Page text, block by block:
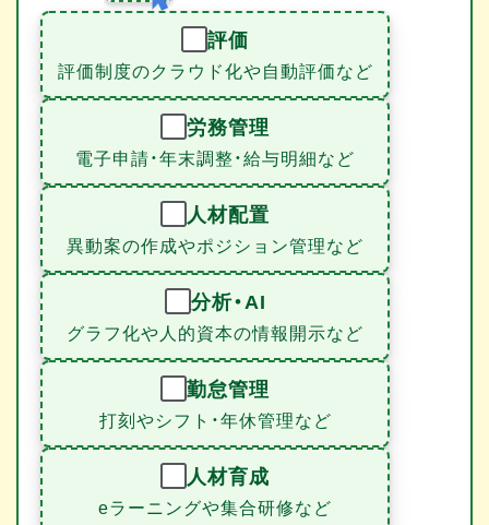
評価
評価制度のクラウド化や自動評価など
労務管理
電子申請・年末調整・給与明細など
人材配置
異動案の作成やポジション管理など
分析・AI
グラフ化や人的資本の情報開示など
勤怠管理
打刻やシフト・年休管理など
人材育成
eラーニングや集合研修など